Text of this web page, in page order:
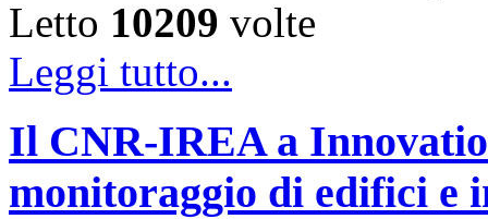
Letto 10209 volte
Leggi tutto...
Il CNR-IREA a
monitoraggio di edifici e